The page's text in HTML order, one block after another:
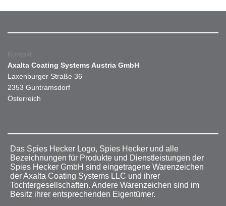
Kontakt
Axalta Coating Systems Austria GmbH
Laxenburger Straße 36
2353 Guntramsdorf
Österreich
Das Spies Hecker Logo, Spies Hecker und alle
Bezeichnungen für Produkte und Dienstleistungen der
Spies Hecker GmbH sind eingetragene Warenzeichen
der Axalta Coating Systems LLC und ihrer
Tochtergesellschaften. Andere Warenzeichen sind im
Besitz ihrer entsprechenden Eigentümer.